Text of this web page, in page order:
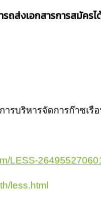
รถส่งเอกสารการสมัครไ
ารบริหารจัดการก๊าซเ
LESS-
less.html